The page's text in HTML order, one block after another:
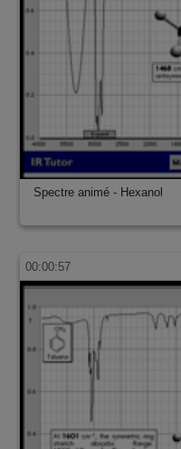
Spectre animé - Hexanol
00:00:57